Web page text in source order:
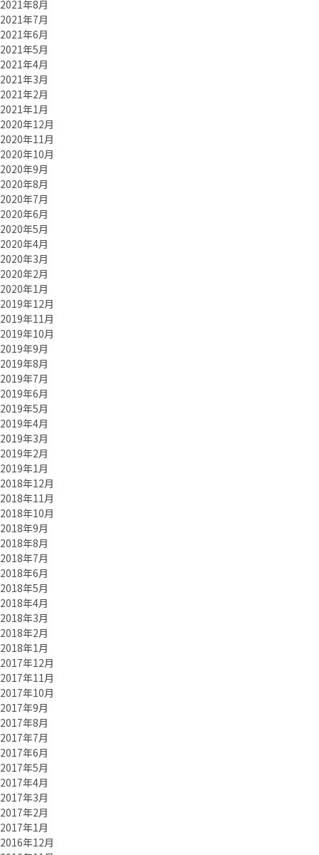
2021年8月
2021年7月
2021年6月
2021年5月
2021年4月
2021年3月
2021年2月
2021年1月
2020年12月
2020年11月
2020年10月
2020年9月
2020年8月
2020年7月
2020年6月
2020年5月
2020年4月
2020年3月
2020年2月
2020年1月
2019年12月
2019年11月
2019年10月
2019年9月
2019年8月
2019年7月
2019年6月
2019年5月
2019年4月
2019年3月
2019年2月
2019年1月
2018年12月
2018年11月
2018年10月
2018年9月
2018年8月
2018年7月
2018年6月
2018年5月
2018年4月
2018年3月
2018年2月
2018年1月
2017年12月
2017年11月
2017年10月
2017年9月
2017年8月
2017年7月
2017年6月
2017年5月
2017年4月
2017年3月
2017年2月
2017年1月
2016年12月